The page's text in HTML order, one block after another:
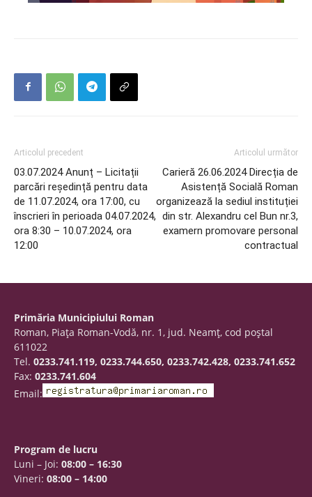
Articolul precedent
03.07.2024 Anunț – Licitații
parcări reședință pentru data
de 11.07.2024, ora 17:00, cu
înscrieri în perioada 04.07.2024,
ora 8:30 – 10.07.2024, ora
12:00
Articolul următor
Carieră 26.06.2024 Direcția de
Asistență Socială Roman
organizează la sediul instituției
din str. Alexandru cel Bun nr.3,
examern promovare personal
contractual
Primăria Municipiului Roman
Roman, Piaţa Roman-Vodă, nr. 1, jud. Neamţ, cod poştal
611022
Tel. 0233.741.119, 0233.744.650, 0233.742.428, 0233.741.652
Fax: 0233.741.604
Email:
Program de lucru
Luni – Joi: 08:00 – 16:30
Vineri: 08:00 – 14:00